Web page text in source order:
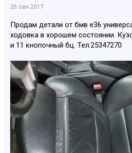
26 сен 2017
Продам детали от бмв е36
ходовка в хорошем состоянии.
и 11 кнопочный бц. Тел.25347270